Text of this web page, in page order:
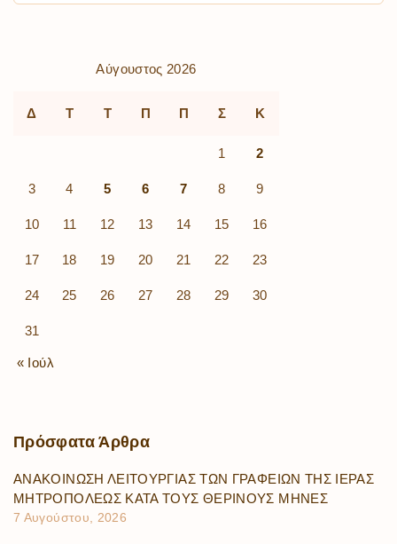
Αύγουστος 2026
Δ Τ Τ Π Π Σ Κ
1 2
3 4 5 6 7 8 9
10 11 12 13 14 15 16
17 18 19 20 21 22 23
24 25 26 27 28 29 30
31
« Ιούλ
Πρόσφατα Άρθρα
ΑΝΑΚΟΙΝΩΣΗ ΛΕΙΤΟΥΡΓΙΑΣ ΤΩΝ ΓΡΑΦΕΙΩΝ ΤΗΣ ΙΕΡΑΣ
ΜΗΤΡΟΠΟΛΕΩΣ ΚΑΤΑ ΤΟΥΣ ΘΕΡΙΝΟΥΣ ΜΗΝΕΣ
7 Αυγούστου, 2026